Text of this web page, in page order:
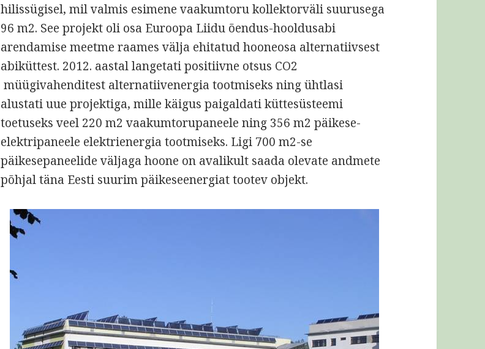
hilissügisel, mil valmis esimene vaakumtoru kollektorväli suurusega
96 m2. See projekt oli osa Euroopa Liidu õendus-hooldusabi
arendamise meetme raames välja ehitatud hooneosa alternatiivsest
abiküttest. 2012. aastal langetati positiivne otsus CO2
müügivahenditest alternatiivenergia tootmiseks ning ühtlasi
alustati uue projektiga, mille käigus paigaldati küttesüsteemi
toetuseks veel 220 m2 vaakumtorupaneele ning 356 m2 päikese-
elektripaneele elektrienergia tootmiseks. Ligi 700 m2-se
päikesepaneelide väljaga hoone on avalikult saada olevate andmete
põhjal täna Eesti suurim päikeseenergiat tootev objekt.